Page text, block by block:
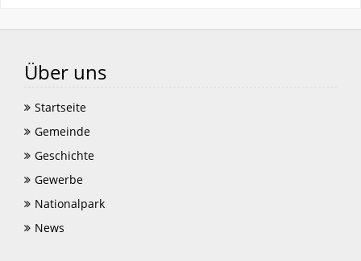
Über uns
Startseite
Gemeinde
Geschichte
Gewerbe
Nationalpark
News